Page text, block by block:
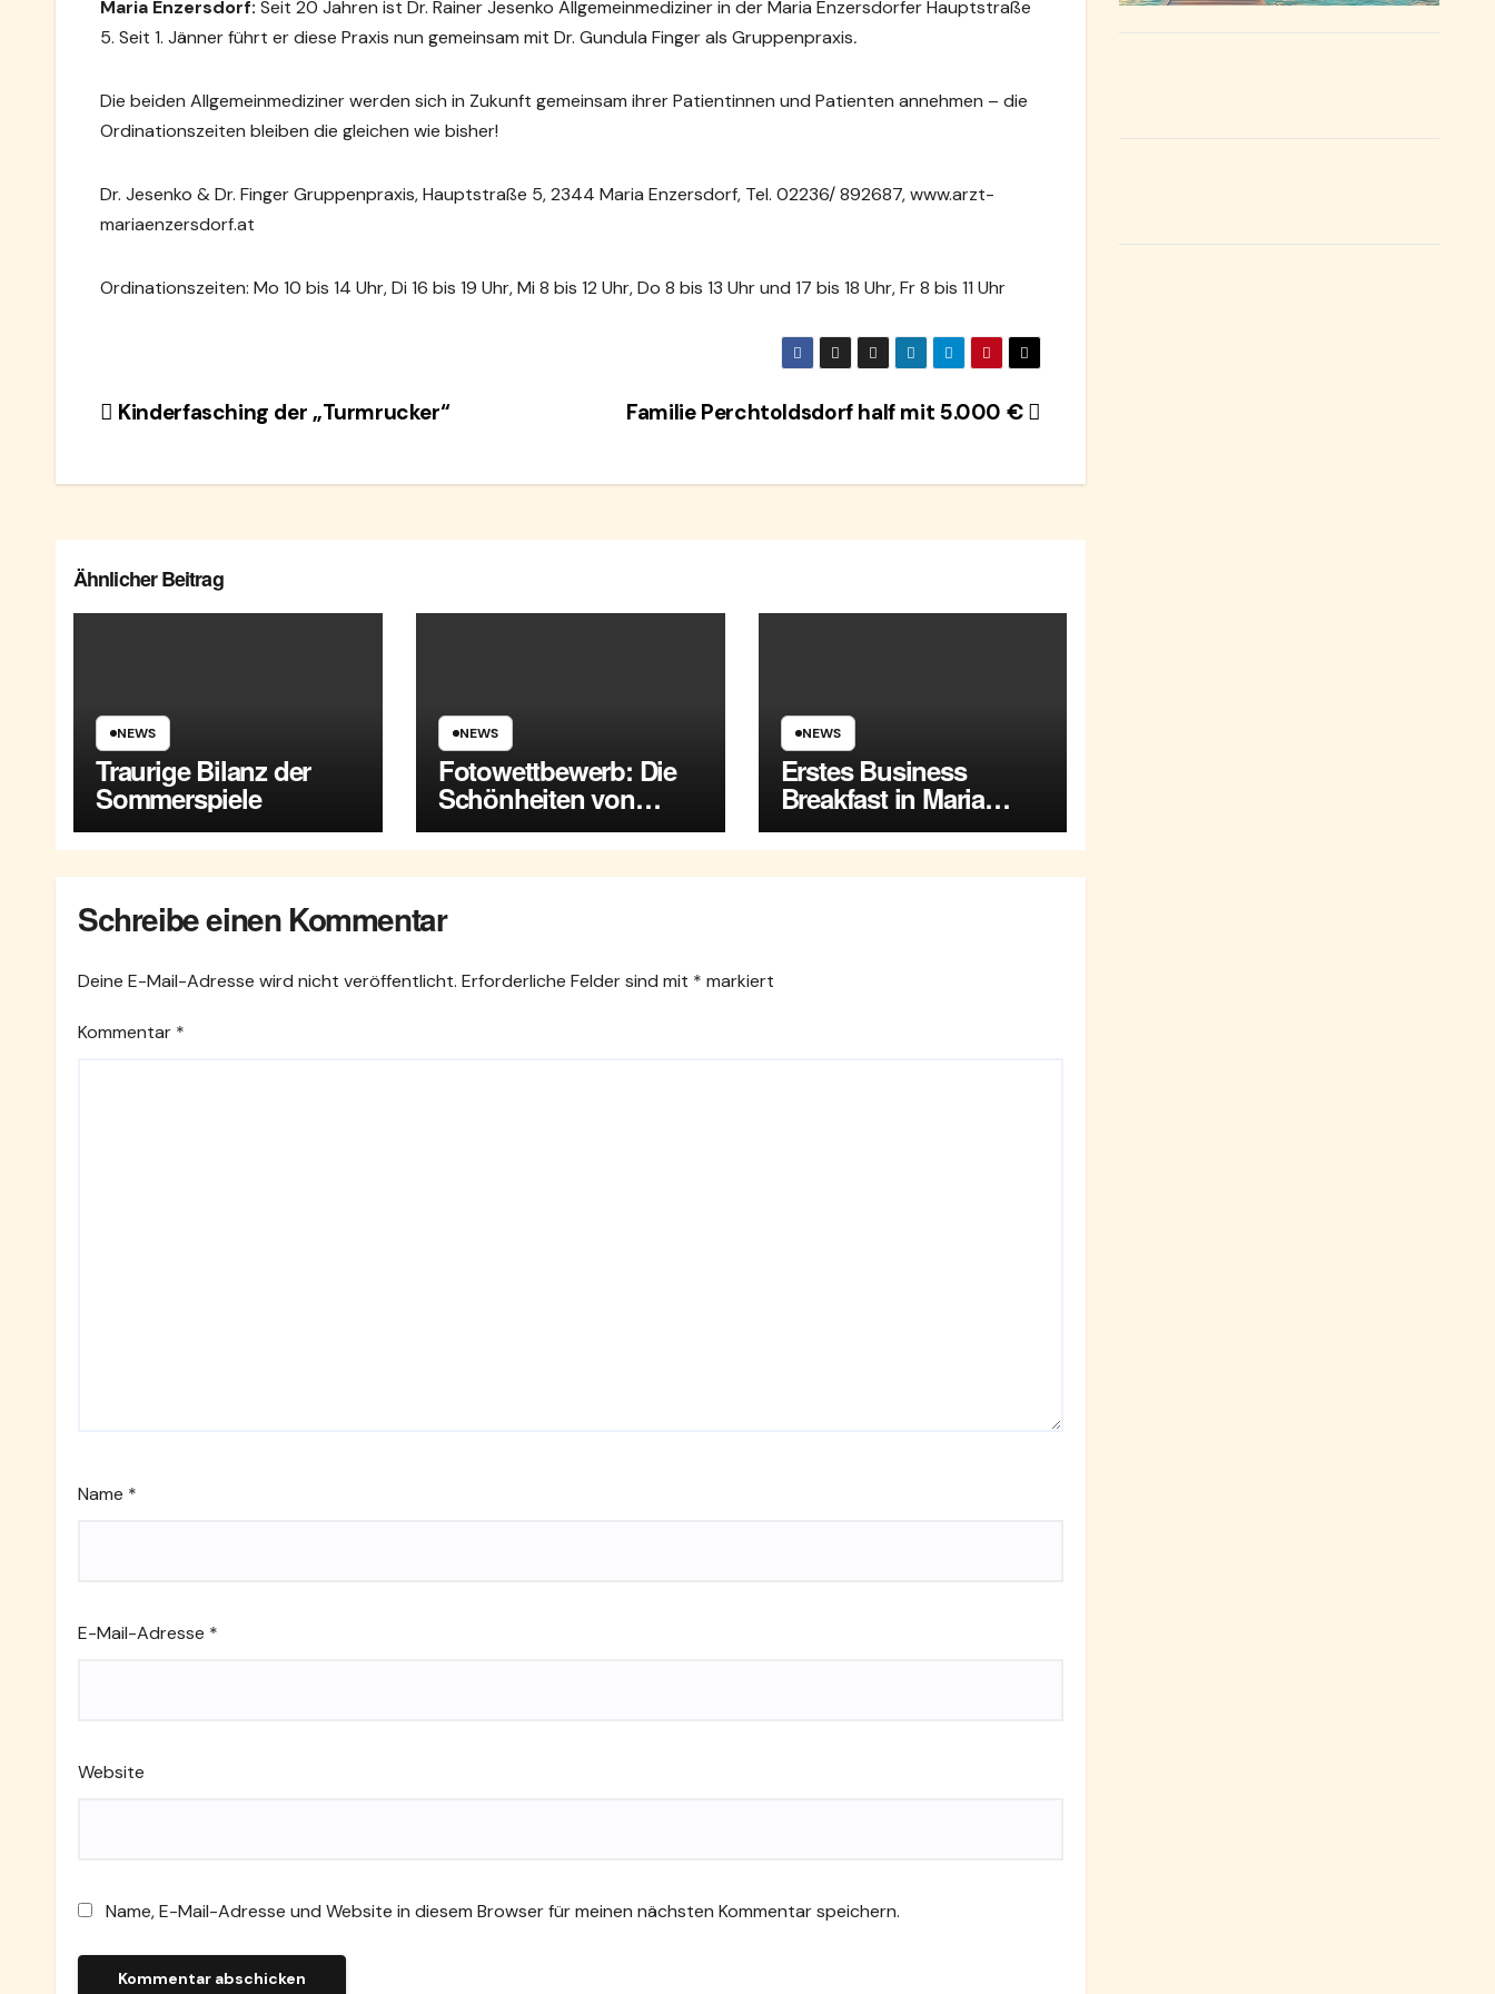
Maria Enzersdorf: Seit 20 Jahren ist Dr. Rainer Jesenko Allgemeinmediziner in der Maria Enzersdorfer Hauptstraße
5. Seit 1. Jänner führt er diese Praxis nun gemeinsam mit Dr. Gundula Finger als Gruppenpraxis.
Die beiden Allgemeinmediziner werden sich in Zukunft gemeinsam ihrer Patientinnen und Patienten annehmen – die
Ordinationszeiten bleiben die gleichen wie bisher!
Dr. Jesenko & Dr. Finger Gruppenpraxis, Hauptstraße 5, 2344 Maria Enzersdorf, Tel. 02236/ 892687, www.arzt-
mariaenzersdorf.at
Ordinationszeiten: Mo 10 bis 14 Uhr, Di 16 bis 19 Uhr, Mi 8 bis 12 Uhr, Do 8 bis 13 Uhr und 17 bis 18 Uhr, Fr 8 bis 11 Uhr
Beitragsnavigation Familie Perchtoldsdorf half mit 5.000 €
Kinderfasching der „Turmrucker“
Ähnlicher Beitrag
NEWS
Traurige Bilanz der
Sommerspiele
NEWS
Fotowettbewerb: Die
Schönheiten von
Maria Enzersdorf
NEWS
Erstes Business
Breakfast in Maria
Enzersdorf
Schreibe einen Kommentar
Deine E-Mail-Adresse wird nicht veröffentlicht. Erforderliche Felder sind mit * markiert
Kommentar *
Name *
E-Mail-Adresse *
Website
Name, E-Mail-Adresse und Website in diesem Browser für meinen nächsten Kommentar speichern.